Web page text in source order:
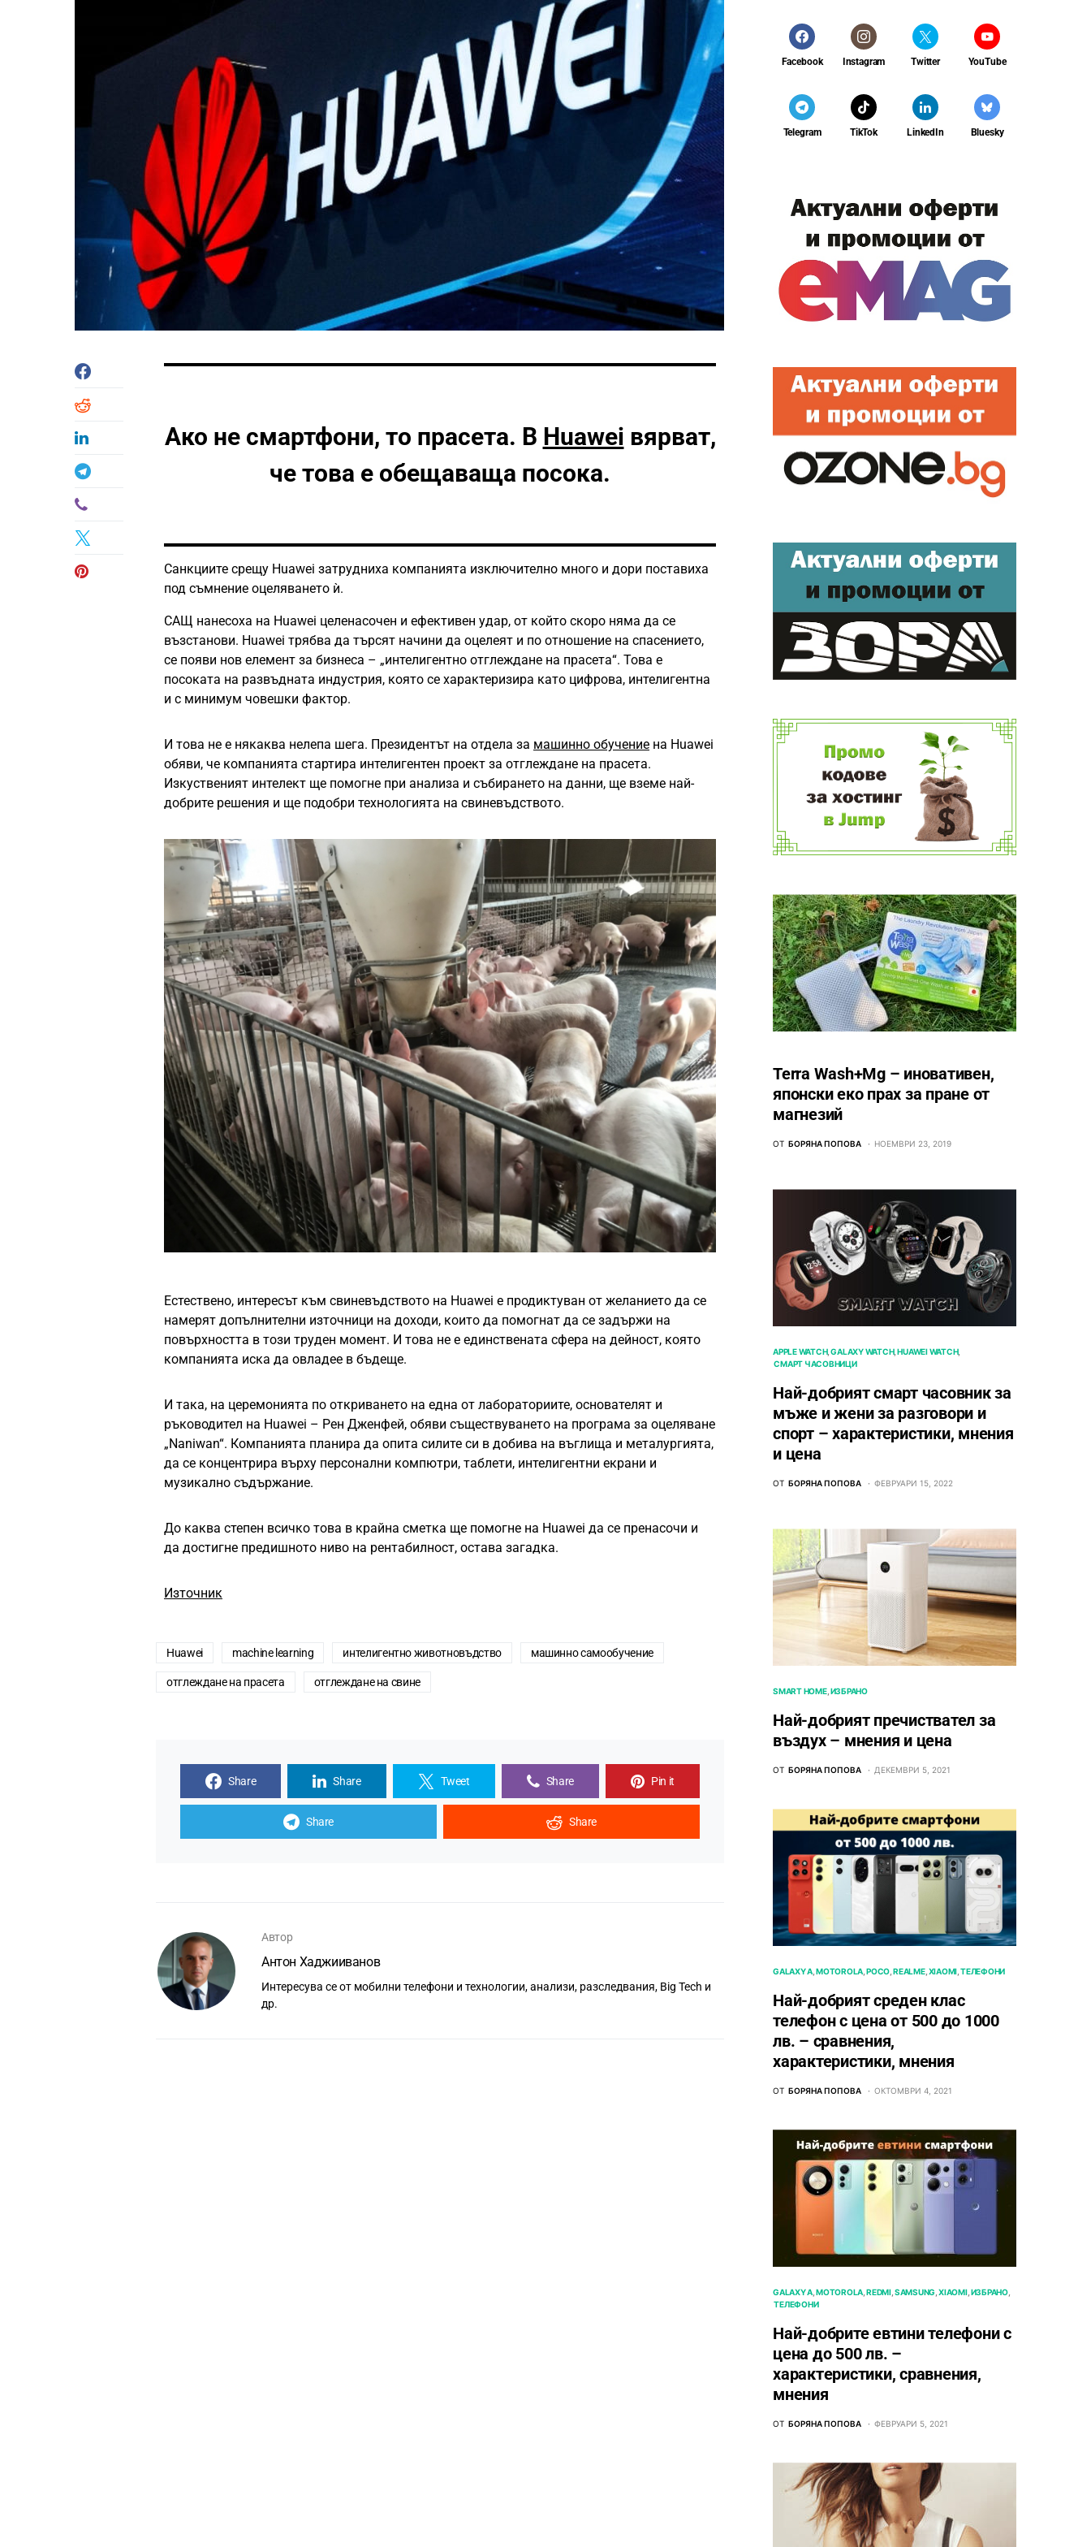
Ако не смартфони, то прасета. В Huawei вярват,
че това е обещаваща посока.
Санкциите срещу Huawei затрудниха компанията изключително много и дори поставиха
под съмнение оцеляването ѝ.
САЩ нанесоха на Huawei целенасочен и ефективен удар, от който скоро няма да се
възстанови. Huawei трябва да търсят начини да оцелеят и по отношение на спасението,
се появи нов елемент за бизнеса – „интелигентно отглеждане на прасета“. Това е
посоката на развъдната индустрия, която се характеризира като цифрова, интелигентна
и с минимум човешки фактор.
И това не е някаква нелепа шега. Президентът на отдела за машинно обучение на Huawei
обяви, че компанията стартира интелигентен проект за отглеждане на прасета.
Изкуственият интелект ще помогне при анализа и събирането на данни, ще вземе най-
добрите решения и ще подобри технологията на свиневъдството.
Естествено, интересът към свиневъдството на Huawei е продиктуван от желанието да се
намерят допълнителни източници на доходи, които да помогнат да се задържи на
повърхността в този труден момент. И това не е единствената сфера на дейност, която
компанията иска да овладее в бъдеще.
И така, на церемонията по откриването на една от лабораториите, основателят и
ръководител на Huawei – Рен Дженфей, обяви съществуването на програма за оцеляване
„Naniwan“. Компанията планира да опита силите си в добива на въглища и металургията,
да се концентрира върху персонални компютри, таблети, интелигентни екрани и
музикално съдържание.
До каква степен всичко това в крайна сметка ще помогне на Huawei да се пренасочи и
да достигне предишното ниво на рентабилност, остава загадка.
Източник
Huawei machine learning интелигентно животновъдство машинно самообучение
отглеждане на прасета отглеждане на свине
Share Share Tweet Share Pin it
Share Share
Автор
Антон Хаджииванов
Интересува се от мобилни телефони и технологии, анализи, разследвания, Big Tech и
др.
Facebook Instagram Twitter YouTube
Telegram TikTok LinkedIn Bluesky
Terra Wash+Mg – иновативен,
японски еко прах за пране от
магнезий
ОТ БОРЯНА ПОПОВА НОЕМВРИ 23, 2019
APPLE WATCH GALAXY WATCH HUAWEI WATCH
СМАРТ ЧАСОВНИЦИ
Най-добрият смарт часовник за
мъже и жени за разговори и
спорт – характеристики, мнения
и цена
ОТ БОРЯНА ПОПОВА ФЕВРУАРИ 15, 2022
SMART HOME ИЗБРАНО
Най-добрият пречиствател за
въздух – мнения и цена
ОТ БОРЯНА ПОПОВА ДЕКЕМВРИ 5, 2021
GALAXY A MOTOROLA POCO REALME XIAOMI ТЕЛЕФОНИ
Най-добрият среден клас
телефон с цена от 500 до 1000
лв. – сравнения,
характеристики, мнения
ОТ БОРЯНА ПОПОВА ОКТОМВРИ 4, 2021
GALAXY A MOTOROLA REDMI SAMSUNG XIAOMI ИЗБРАНО
ТЕЛЕФОНИ
Най-добрите евтини телефони с
ценa до 500 лв. –
характeристики, сравнения,
мнения
ОТ БОРЯНА ПОПОВА ФЕВРУАРИ 5, 2021